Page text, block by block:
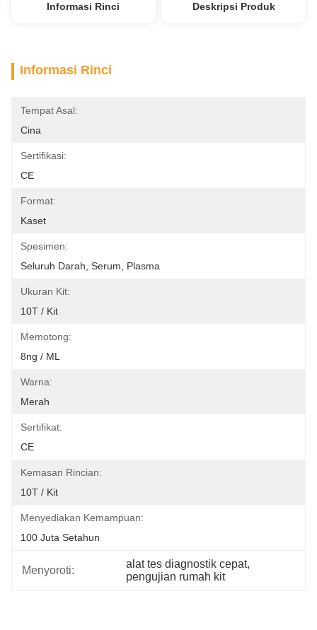
Informasi Rinci Deskripsi Produk
Informasi Rinci
Tempat Asal:
Cina
Sertifikasi:
CE
Format:
Kaset
Spesimen:
Seluruh Darah, Serum, Plasma
Ukuran Kit:
10T / Kit
Memotong:
8ng / ML
Warna:
Merah
Sertifikat:
CE
Kemasan Rincian:
10T / Kit
Menyediakan Kemampuan:
100 Juta Setahun
Menyoroti:
alat tes diagnostik cepat,
pengujian rumah kit